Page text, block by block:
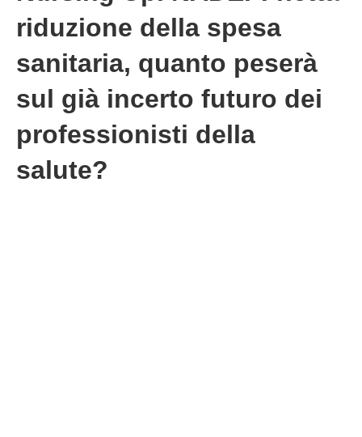
riduzione della spesa
sanitaria, quanto peserà
sul già incerto futuro dei
professionisti della
salute?